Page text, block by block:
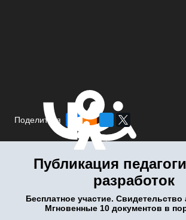
Поделиться
Публикация
разработок
Бесплатное участие. Свидетельство
Мгновенные 10 документов в